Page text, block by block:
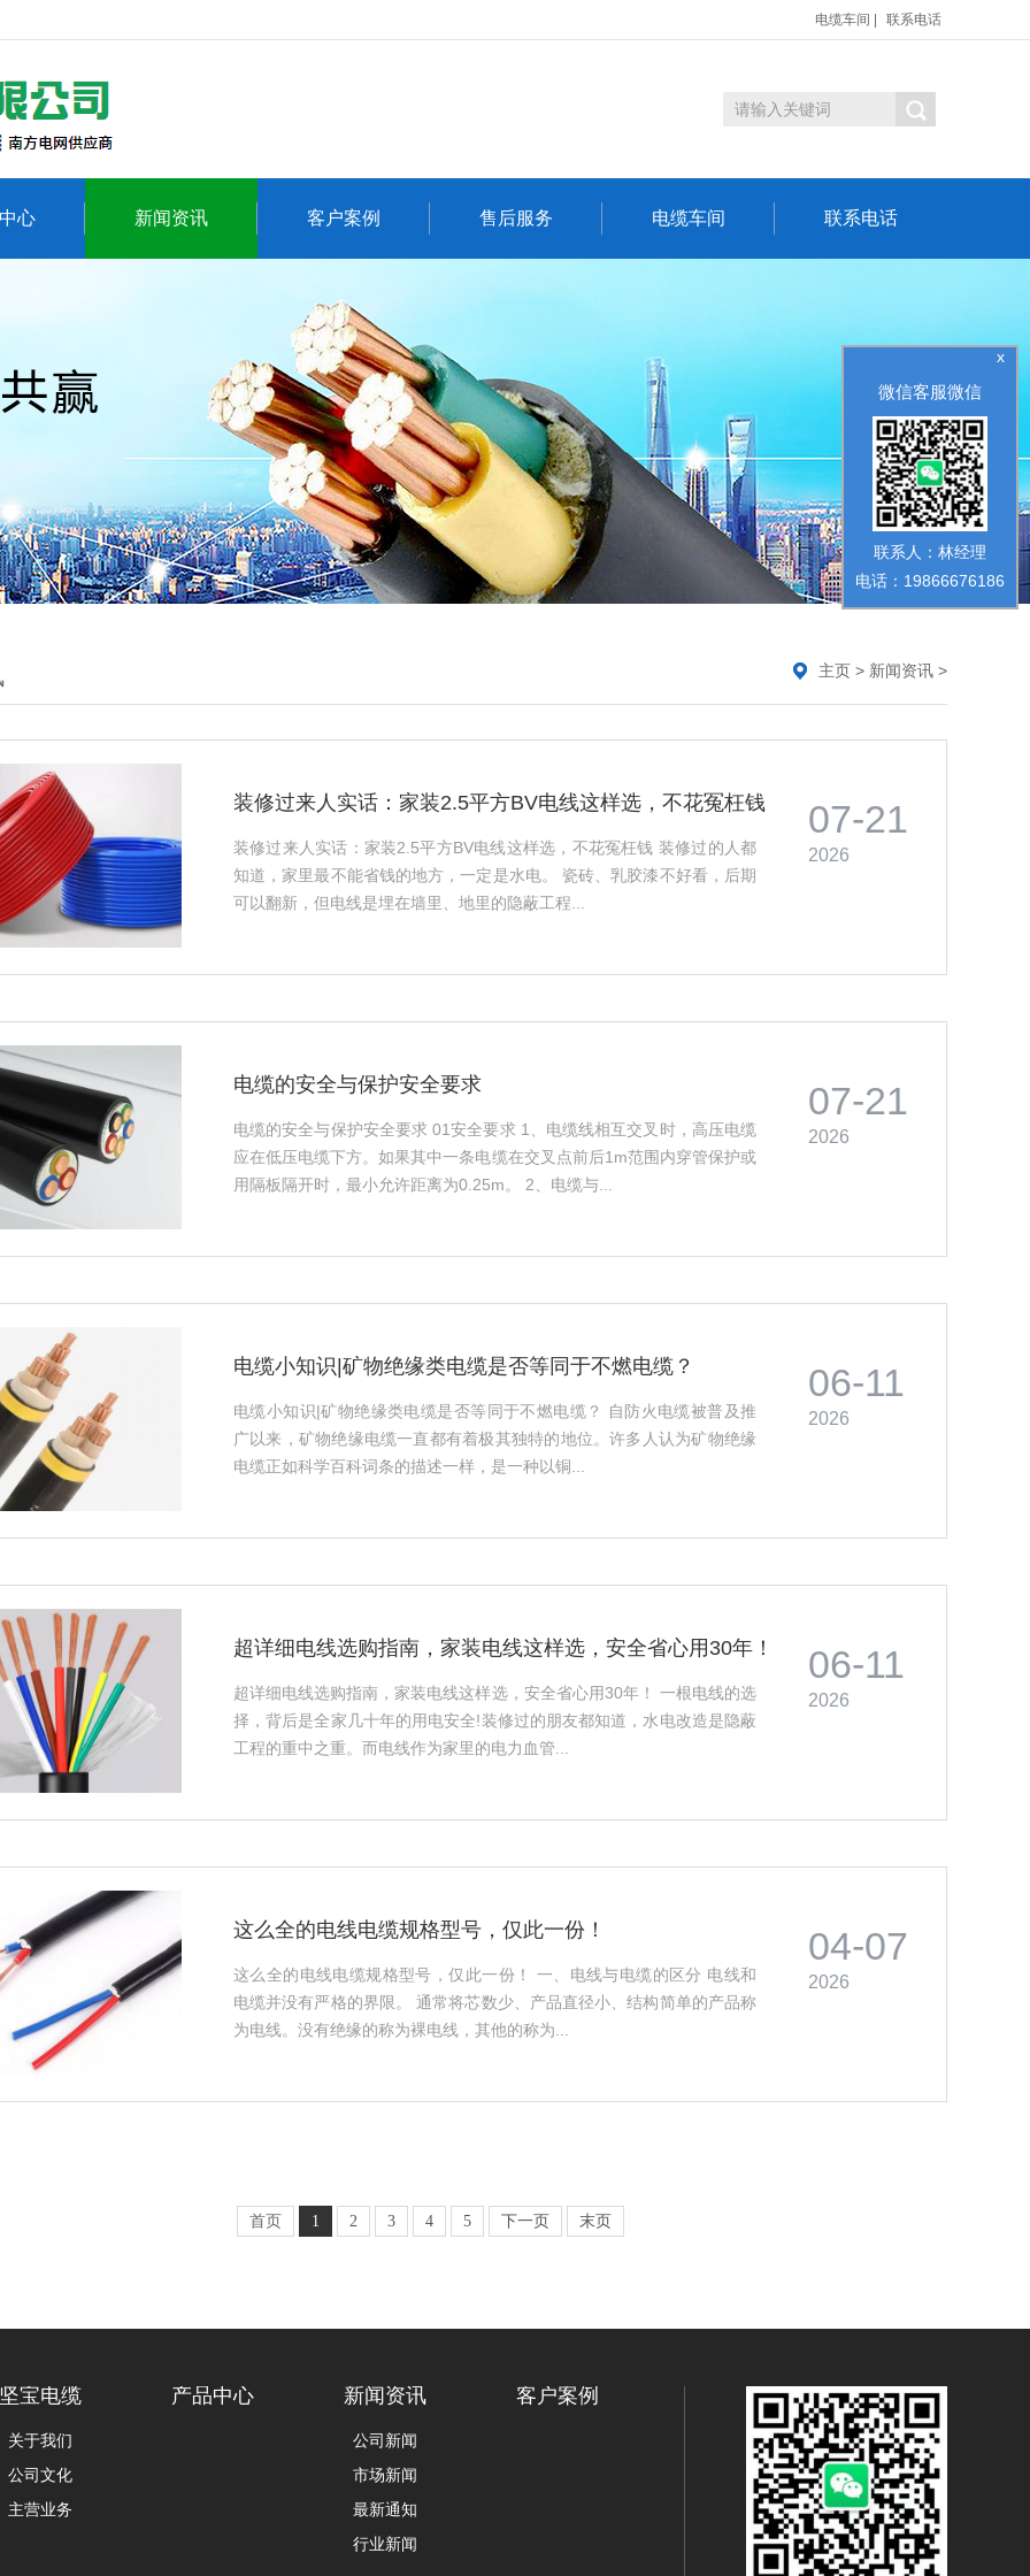
电缆车间 联系电话
心 新闻资讯 客户案例 售后服务 电缆车间 联系电话
主页 > 新闻资讯 >
07-21
2026
装修过来人实话：家装2.5平方BV电线这样选，不花冤枉钱
装修过来人实话：家装2.5平方BV电线这样选，不花冤枉钱 装修过的人都
知道，家里最不能省钱的地方，一定是水电。 瓷砖、乳胶漆不好看，后期
可以翻新，但电线是埋在墙里、地里的隐蔽工程...
07-21
2026
电缆的安全与保护安全要求
电缆的安全与保护安全要求 01安全要求 1、电缆线相互交叉时，高压电缆
应在低压电缆下方。如果其中一条电缆在交叉点前后1m范围内穿管保护或
用隔板隔开时，最小允许距离为0.25m。 2、电缆与...
06-11
2026
电缆小知识|矿物绝缘类电缆是否等同于不燃电缆？
电缆小知识|矿物绝缘类电缆是否等同于不燃电缆？ 自防火电缆被普及推
广以来，矿物绝缘电缆一直都有着极其独特的地位。许多人认为矿物绝缘
电缆正如科学百科词条的描述一样，是一种以铜...
06-11
2026
超详细电线选购指南，家装电线这样选，安全省心用30年！
超详细电线选购指南，家装电线这样选，安全省心用30年！ 一根电线的选
择，背后是全家几十年的用电安全!装修过的朋友都知道，水电改造是隐蔽
工程的重中之重。而电线作为家里的电力血管...
04-07
2026
这么全的电线电缆规格型号，仅此一份！
这么全的电线电缆规格型号，仅此一份！ 一、电线与电缆的区分 电线和
电缆并没有严格的界限。 通常将芯数少、产品直径小、结构简单的产品称
为电线。没有绝缘的称为裸电线，其他的称为...
首页 1 2 3 4 5 下一页 末页
坚宝电缆
关于我们
公司文化
主营业务
产品中心 新闻资讯
公司新闻
市场新闻
最新通知
行业新闻
客户案例
x
微信客服微信
联系人：林经理
电话：19866676186